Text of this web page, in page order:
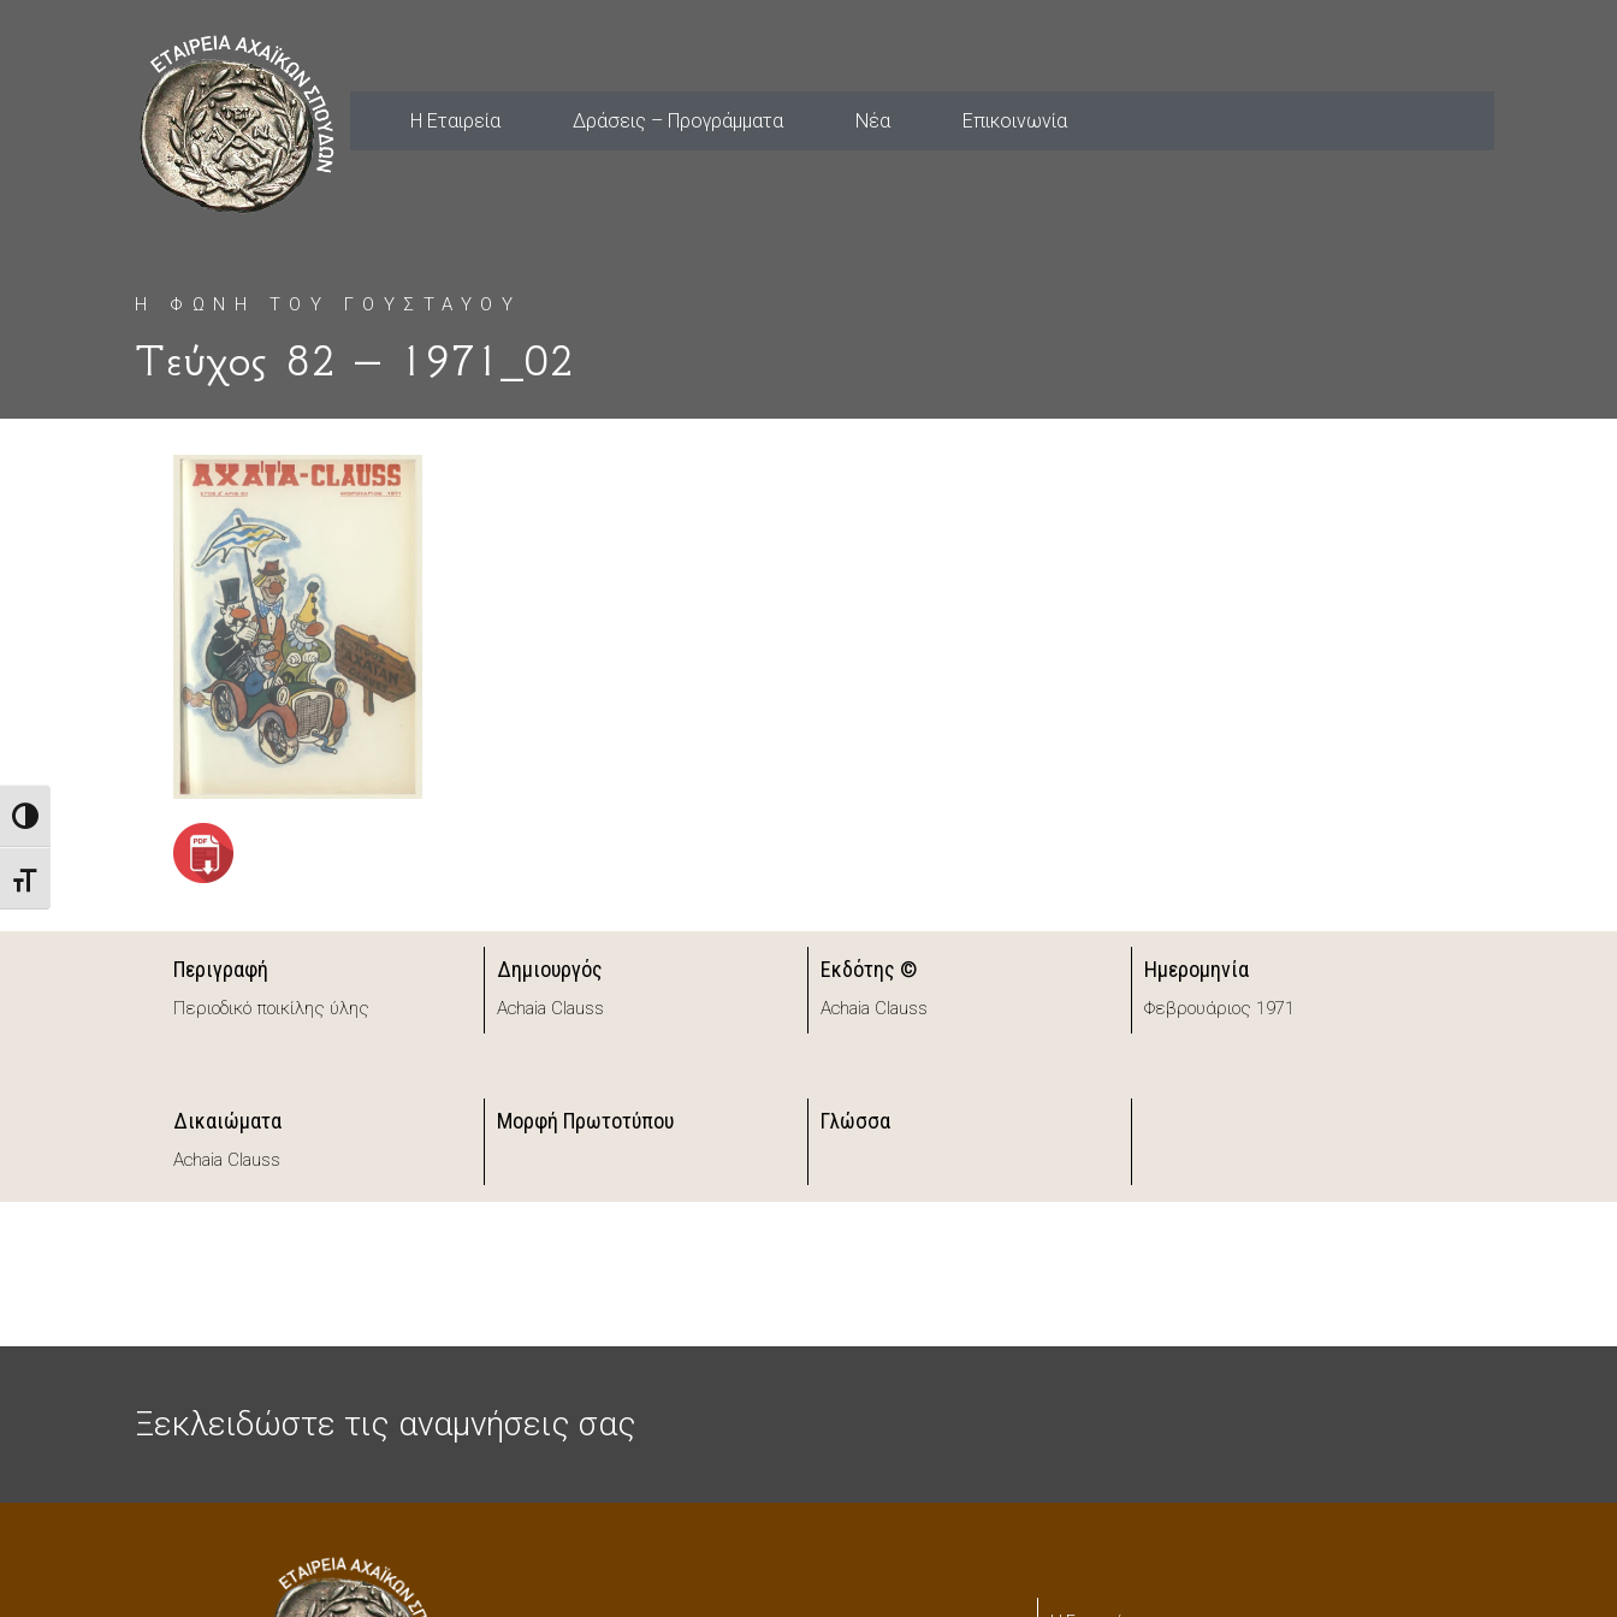
Toggle High Contrast
Toggle Font size
Η Εταιρεία Δράσεις – Προγράμματα Νέα Επικοινωνία
Η ΦΩΝΗ ΤΟΥ ΓΟΥΣΤΑΥΟΥ
Τεύχος 82 – 1971_02
Περιγραφή
Περιοδικό ποικίλης ύλης
Δημιουργός
Achaia Clauss
Εκδότης ©
Achaia Clauss
Ημερομηνία
Φεβρουάριος 1971
Δικαιώματα
Achaia Clauss
Μορφή Πρωτοτύπου Γλώσσα
Ξεκλειδώστε τις αναμνήσεις σας